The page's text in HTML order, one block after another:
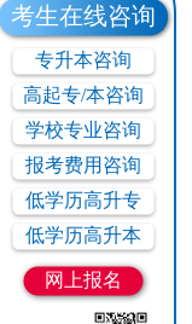
考生在线咨询
专升本咨询
高起专/本咨询
学校专业咨询
报考费用咨询
低学历高升专
低学历高升本
网上报名